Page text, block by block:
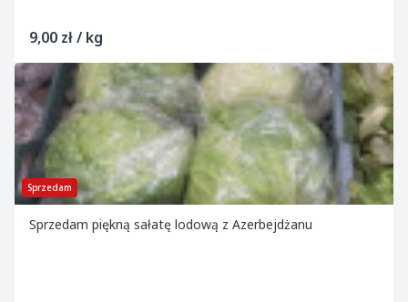
9,00 zł / kg
Sprzedam
Sprzedam piękną sałatę lodową z Azerbejdżanu